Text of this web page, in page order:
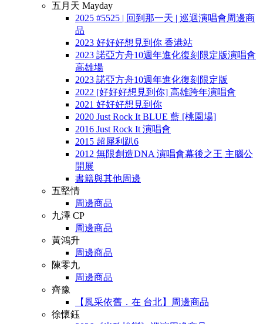
五月天 Mayday
2025 #5525 | 回到那一天 | 巡迴演唱會周邊商
品
2023 好好好想見到你 香港站
2023 諾亞方舟10週年進化復刻限定版演唱會
高雄場
2023 諾亞方舟10週年進化復刻限定版
2022 [好好好想見到你] 高雄跨年演唱會
2021 好好好想見到你
2020 Just Rock It BLUE 藍 [桃園場]
2016 Just Rock It 演唱會
2015 超犀利趴6
2012 無限創造DNA 演唱會幕後之王 主腦公
開展
書籍與其他周邊
五堅情
周邊商品
九澤 CP
周邊商品
黃鴻升
周邊商品
陳零九
周邊商品
齊豫
【風采依舊．在 台北】周邊商品
徐懷鈺